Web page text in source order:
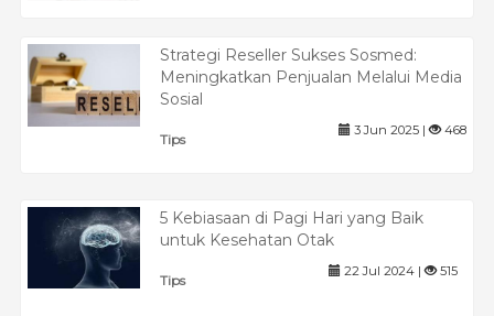
Strategi Reseller Sukses Sosmed:
Meningkatkan Penjualan Melalui Media
Sosial
Tips
3 Jun 2025 | 468
5 Kebiasaan di Pagi Hari yang Baik
untuk Kesehatan Otak
Tips
22 Jul 2024 | 515